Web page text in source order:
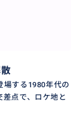
場する1980年代の
点で、ロケ地と